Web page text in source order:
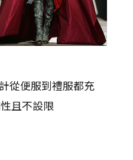
從便服到禮服都充
且不設限